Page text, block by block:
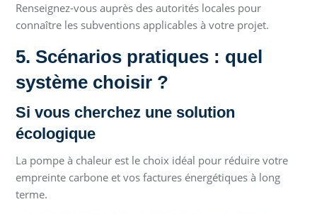
Renseignez-vous auprès des autorités locales pour
connaître les subventions applicables à votre projet.
5. Scénarios pratiques : quel
système choisir ?
Si vous cherchez une solution
écologique
La pompe à chaleur est le choix idéal pour réduire votre
empreinte carbone et vos factures énergétiques à long
terme.